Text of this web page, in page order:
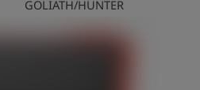
GOLIATH/HUNTER